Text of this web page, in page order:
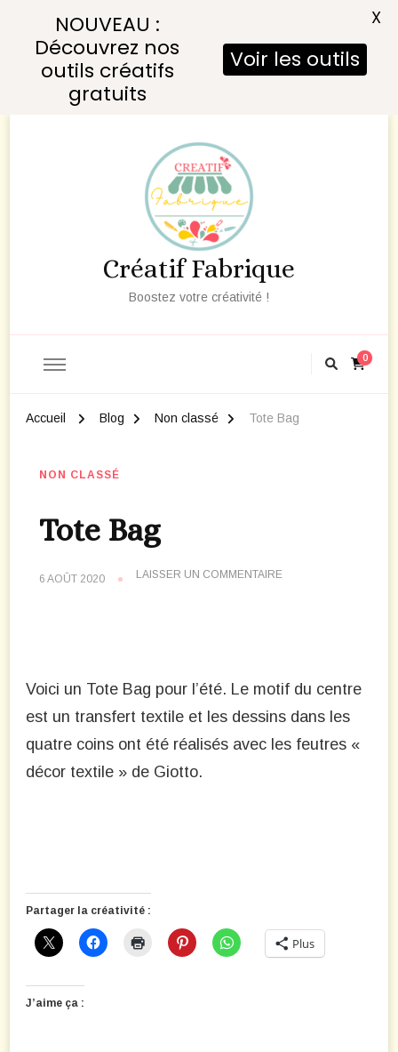
Créatif Fabrique
Boostez votre créativité !
0
Accueil Blog Non classé Tote Bag
NON CLASSÉ
Tote Bag
6 AOÛT 2020 LAISSER UN COMMENTAIRE
Voici un Tote Bag pour l’été. Le motif du centre
est un transfert textile et les dessins dans les
quatre coins ont été réalisés avec les feutres «
décor textile » de Giotto.
Partager la créativité :
Plus
J’aime ça :
NOUVEAU :
Découvrez nos
outils créatifs
gratuits
Voir les outils
X